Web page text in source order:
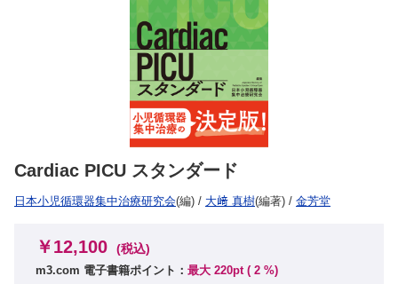
Cardiac PICU スタンダード
日本小児循環器集中治療研究会(編) / 大﨑 真樹(編著) / 金芳堂
￥12,100 (税込)
m3.com 電子書籍ポイント： 最大 220pt ( 2 %)